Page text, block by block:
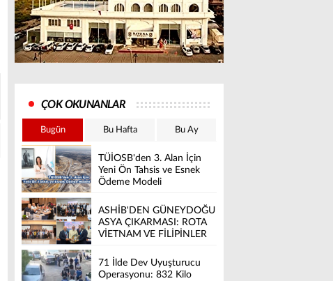
ÇOK OKUNANLAR
Bugün Bu Hafta Bu Ay
TÜİOSB'den 3. Alan İçin
Yeni Ön Tahsis ve Esnek
Ödeme Modeli
ASHİB'DEN GÜNEYDOĞU
ASYA ÇIKARMASI: ROTA
VİETNAM VE FİLİPİNLER
71 İlde Dev Uyuşturucu
Operasyonu: 832 Kilo